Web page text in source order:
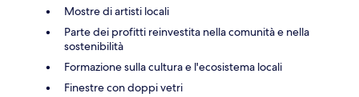
Mostre di artisti locali
Parte dei profitti reinvestita nella comunità e nella
sostenibilità
Formazione sulla cultura e l'ecosistema locali
Finestre con doppi vetri